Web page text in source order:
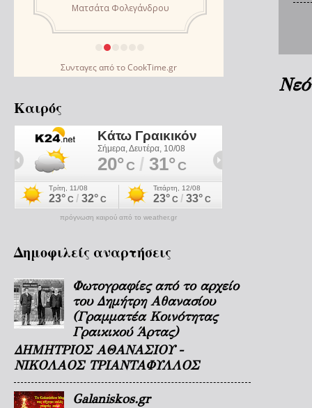
Συνταγεςαπό τοCookTime.gr
Καιρός
πρόγνωση καιρού από το weather.gr
Δημοφιλείς αναρτήσεις
Φωτογραφίες από το αρχείο
του Δημήτρη Αθανασίου
(Γραμματέα Κοινότητας
Γραικικού Άρτας)
ΔΗΜΗΤΡΙΟΣ ΑΘΑΝΑΣΙΟΥ -
ΝΙΚΟΛΑΟΣ ΤΡΙΑΝΤΑΦΥΛΛΟΣ
Galaniskos.gr